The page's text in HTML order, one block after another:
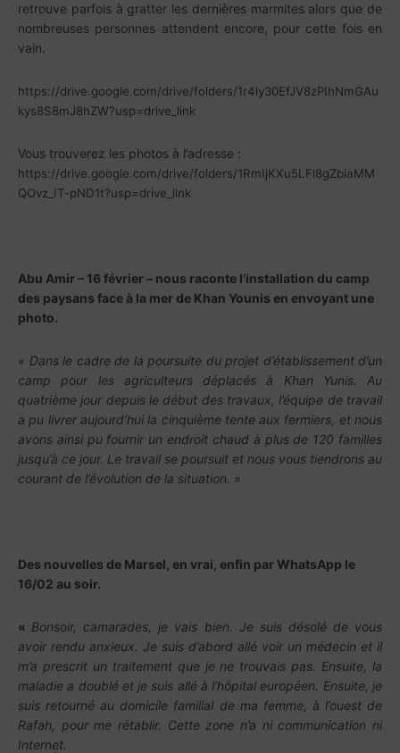
retrouve parfois à gratter les dernières marmites alors que de
nombreuses personnes attendent encore, pour cette fois en
vain.
https://drive.google.com/drive/folders/1r4ly30EfJV8zPIhNmGAu
kys8S8mJ8hZW?usp=drive_link
Vous trouverez les photos à l’adresse :
https://drive.google.com/drive/folders/1RmIjKXu5LFl8gZbiaMM
QOvz_IT-pND1t?usp=drive_link
Abu Amir – 16 février – nous raconte l’installation du camp
des paysans face à la mer de Khan Younis en envoyant une
photo.
« Dans le cadre de la poursuite du projet d’établissement d’un
camp pour les agriculteurs déplacés à Khan Yunis. Au
quatrième jour depuis le début des travaux, l’équipe de travail
a pu livrer aujourd’hui la cinquième tente aux fermiers, et nous
avons ainsi pu fournir un endroit chaud à plus de 120 familles
jusqu’à ce jour. Le travail se poursuit et nous vous tiendrons au
courant de l’évolution de la situation. »
Des nouvelles de Marsel, en vrai, enfin parWhatsApp le
16/02 au soir.
« Bonsoir, camarades, je vais bien. Je suis désolé de vous
avoir rendu anxieux. Je suis d’abord allé voir un médecin et il
m’a prescrit un traitement que je ne trouvais pas. Ensuite, la
maladie a doublé et je suis allé à l’hôpital européen. Ensuite, je
suis retourné au domicile familial de ma femme, à l’ouest de
Rafah, pour me rétablir. Cette zone n’a ni communication ni
Internet.